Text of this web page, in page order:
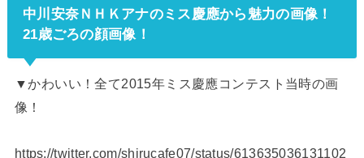
中川安奈ＮＨＫアナのミス慶應から魅力の画像！
21歳ごろの顔画像！
▼かわいい！全て2015年ミス慶應コンテスト当時の画
像！
https://twitter.com/shirucafe07/status/613635036131102